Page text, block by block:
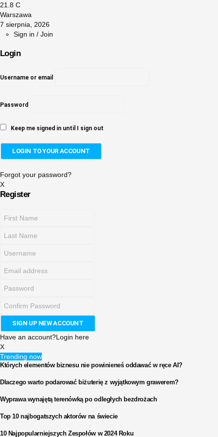
21.8 C
Warszawa
7 sierpnia, 2026
Sign in / Join
Login
Username or email
Password
Keep me signed in until I sign out
Forgot your password?
X
Register
Have an account?Login here
X
Trending now
Których elementów biznesu nie powinieneś oddawać w ręce AI?
Dlaczego warto podarować biżuterię z wyjątkowym grawerem?
Wyprawa wynajętą terenówką po odległych bezdrożach
Top 10 najbogatszych aktorów na świecie
10 Najpopularniejszych Zespołów w 2024 Roku